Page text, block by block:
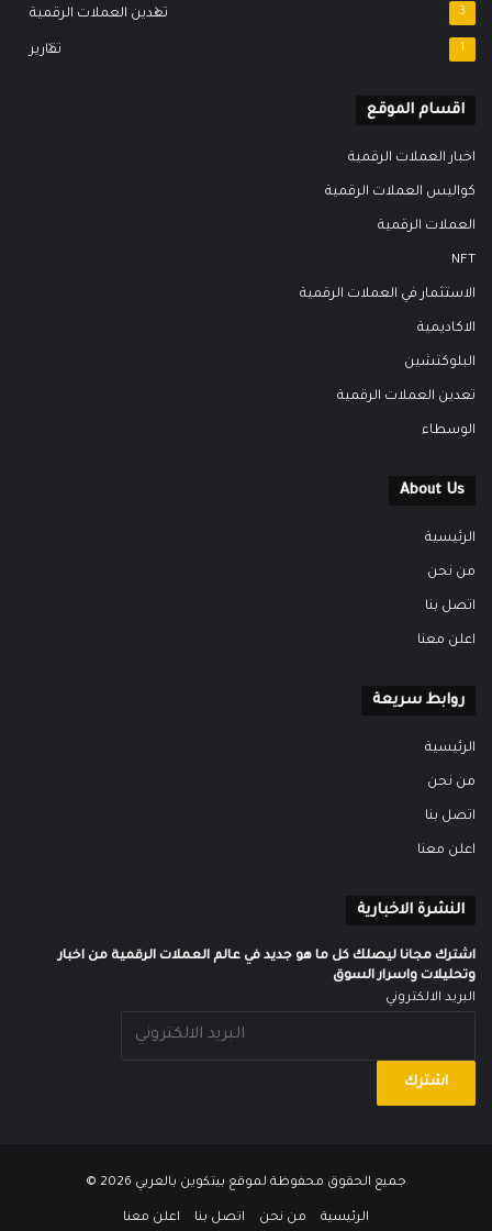
تعدين العملات الرقمية 3
تقارير 1
اقسام الموقع
اخبار العملات الرقمية
كواليس العملات الرقمية
العملات الرقمية
NFT
الاستثمار في العملات الرقمية
الاكاديمية
البلوكتشين
تعدين العملات الرقمية
الوسطاء
About Us
الرئيسية
من نحن
اتصل بنا
اعلن معنا
روابط سريعة
الرئيسية
من نحن
اتصل بنا
اعلن معنا
النشرة الاخبارية
اشترك مجانا ليصلك كل ما هو جديد في عالم العملات الرقمية من اخبار
وتحليلات واسرار السوق
البريد الالكتروني
جميع الحقوق محفوظة لموقع بيتكوين بالعربي
الرئيسية من نحن اتصل بنا اعلن معنا